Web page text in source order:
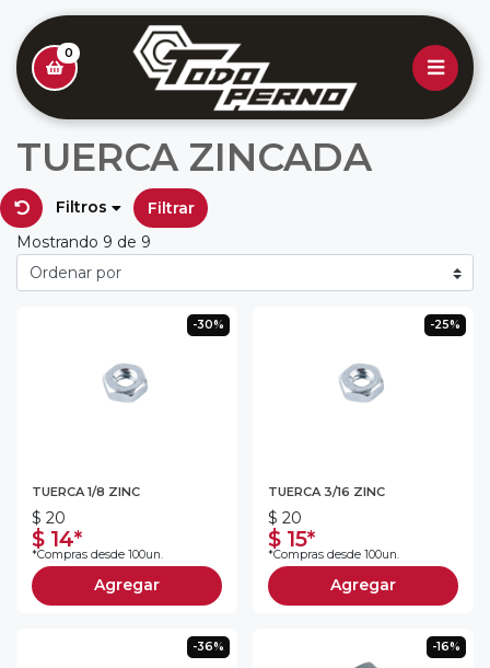
0
TUERCA ZINCADA
Filtros
Filtrar
Mostrando 9 de 9
-30%
TUERCA 1/8 ZINC
$ 20
$ 14*
*Compras desde 100un.
Agregar
-25%
TUERCA 3/16 ZINC
$ 20
$ 15*
*Compras desde 100un.
Agregar
-36% -16%